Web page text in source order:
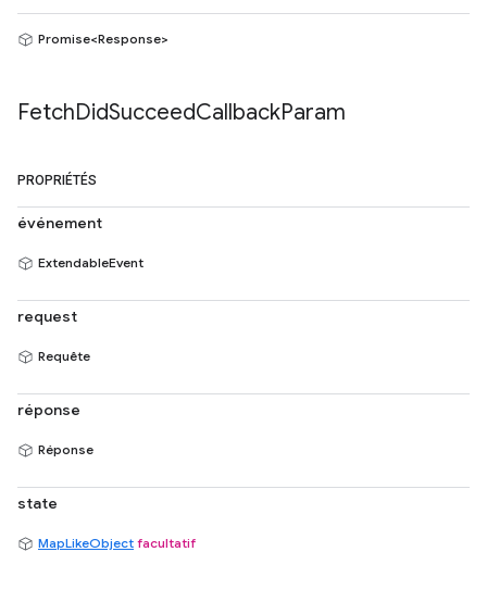
Promise<Response>
FetchDidSucceedCallbackParam
PROPRIÉTÉS
événement
ExtendableEvent
request
Requête
réponse
Réponse
state
MapLikeObject facultatif